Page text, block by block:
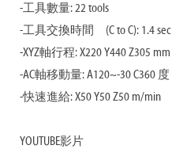
-工具數量: 22 tools
-工具交換時間 (C to C): 1.4 sec
-XYZ軸行程: X220 Y440 Z305 mm
-AC軸移動量: A120~-30 C360 度
-快速進給: X50 Y50 Z50 m/min
YOUTUBE影片